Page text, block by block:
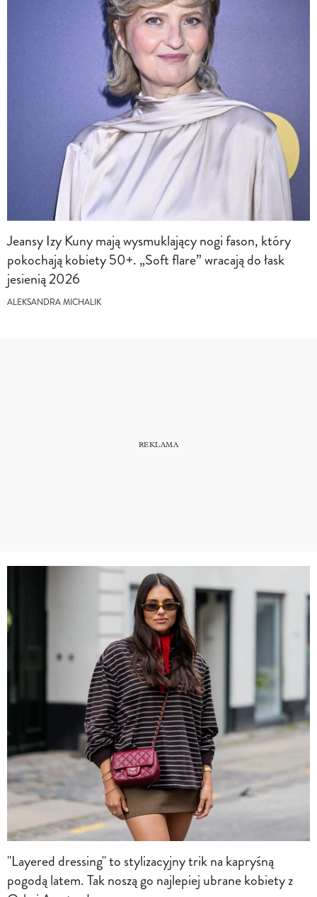
Jeansy Izy Kuny mają wysmuklający nogi fason, który
pokochają kobiety 50+. „Soft flare” wracają do łask
jesienią 2026
ALEKSANDRA MICHALIK
"Layered dressing" to stylizacyjny trik na kapryśną
pogodą latem. Tak noszą go najlepiej ubrane kobiety z